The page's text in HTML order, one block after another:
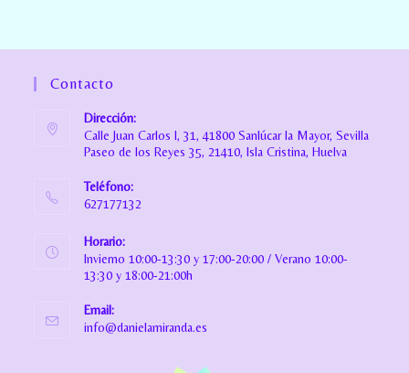
Contacto
Dirección:
Calle Juan Carlos I, 31, 41800 Sanlúcar la Mayor, Sevilla
Paseo de los Reyes 35, 21410, Isla Cristina, Huelva
Teléfono:
627177132
Horario:
Invierno 10:00-13:30 y 17:00-20:00 / Verano 10:00-
13:30 y 18:00-21:00h
Email:
info@danielamiranda.es